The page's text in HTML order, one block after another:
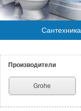
Сантехника
Производители
Grohe